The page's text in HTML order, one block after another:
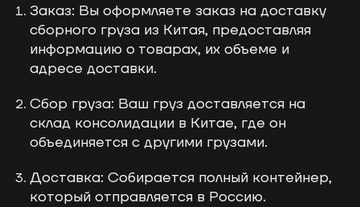
Заказ: Вы оформляете заказ на доставку
сборного груза из Китая, предоставляя
информацию о товарах, их объеме и
адресе доставки.
Сбор груза: Ваш груз доставляется на
склад консолидации в Китае, где он
объединяется с другими грузами.
Доставка: Собирается полный контейнер,
который отправляется в Россию.